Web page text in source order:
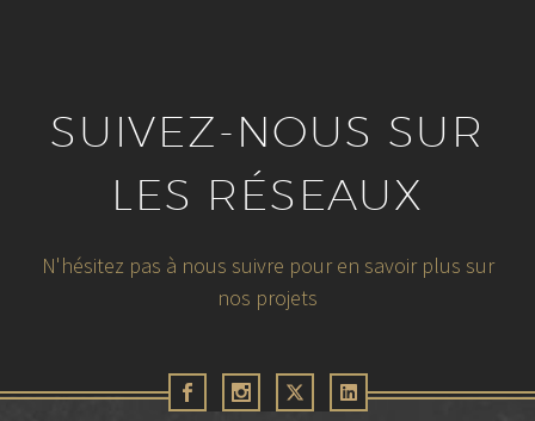
TRICOFLEX – Incarner la promesse de
SUIVEZ-NOUS SUR
LES RÉSEAUX
N'hésitez pas à nous suivre pour en savoir plus sur
nos projets